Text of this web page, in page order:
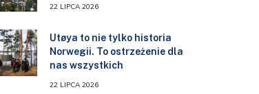
22 LIPCA 2026
Utøya to nie tylko historia
Norwegii. To ostrzeżenie dla
nas wszystkich
22 LIPCA 2026